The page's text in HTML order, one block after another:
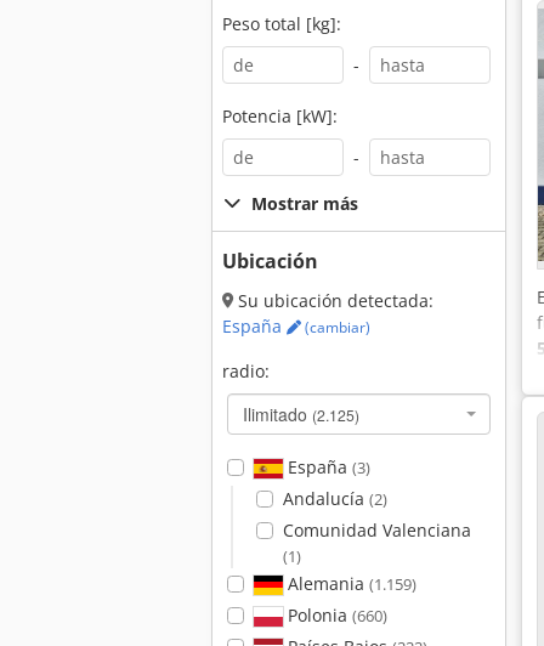
Peso total [kg]:
-
Potencia [kW]:
-
Mostrar más
Ubicación
Su ubicación detectada:
España
(cambiar)
radio:
Ilimitado (2.125)
España (3)
Andalucía (2)
Comunidad Valenciana
(1)
Alemania (1.159)
Polonia (660)